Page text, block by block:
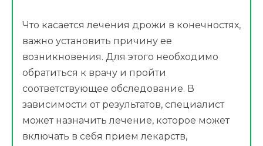
Что касается лечения дрожи в конечностях,
важно установить причину ее
возникновения. Для этого необходимо
обратиться к врачу и пройти
соответствующее обследование. В
зависимости от результатов, специалист
может назначить лечение, которое может
включать в себя прием лекарств,